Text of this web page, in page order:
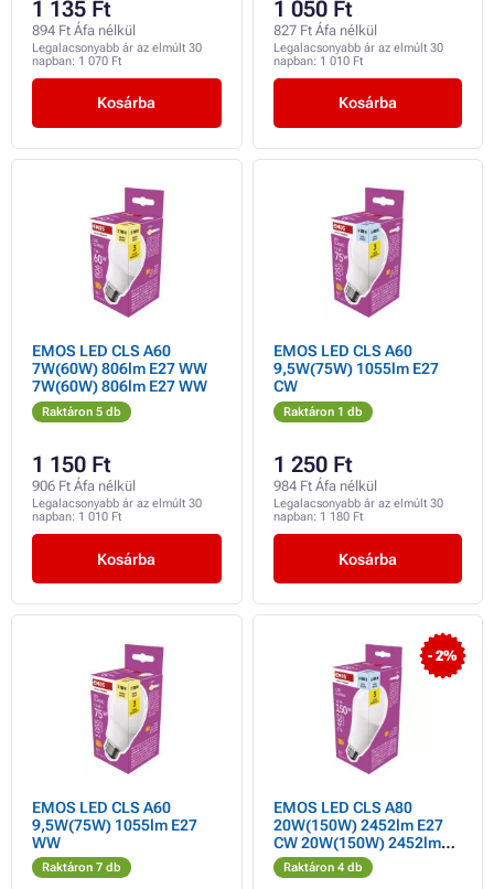
1 135 Ft
894 Ft Áfa nélkül
Legalacsonyabb ár az elmúlt 30
napban: 1 070 Ft
Kosárba
1 050 Ft
827 Ft Áfa nélkül
Legalacsonyabb ár az elmúlt 30
napban: 1 010 Ft
Kosárba
EMOS LED CLS A60
7W(60W) 806lm E27 WW
7W(60W) 806lm E27 WW
Raktáron 5 db
1 150 Ft
906 Ft Áfa nélkül
Legalacsonyabb ár az elmúlt 30
napban: 1 010 Ft
Kosárba
EMOS LED CLS A60
9,5W(75W) 1055lm E27
CW
Raktáron 1 db
1 250 Ft
984 Ft Áfa nélkül
Legalacsonyabb ár az elmúlt 30
napban: 1 180 Ft
Kosárba
EMOS LED CLS A60
9,5W(75W) 1055lm E27
WW
Raktáron 7 db
- 2%
EMOS LED CLS A80
20W(150W) 2452lm E27
CW 20W(150W) 2452lm
E27 CW
Raktáron 4 db